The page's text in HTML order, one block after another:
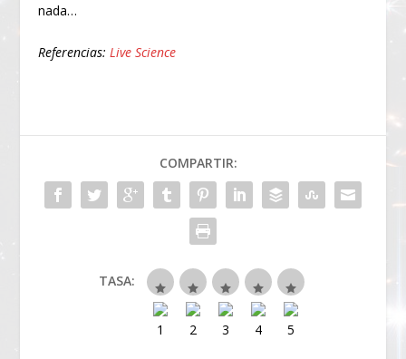
nada…
Referencias:Live Science
COMPARTIR:
TASA: